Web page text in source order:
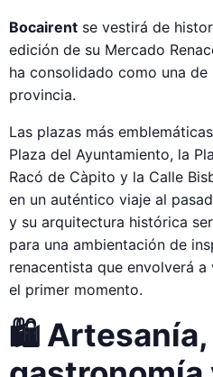
Bocairent se vestirá de
edición de su Mercado
ha consolidado como una de
provincia.
Las plazas más
Plaza del Ayuntamiento, la
Racó de Càpito y la Calle
en un auténtico viaje al
y su arquitectura histórica
para una ambientación de
renacentista que envolverá
el primer momento.
🛍️ Artesanía,